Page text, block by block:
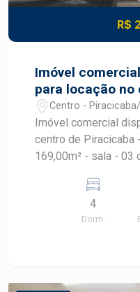
R$
Imóvel
para locação
SPCentro -
Imóvel comercial
centro de Piracicaba - SP Imóvel
169,00m² - sala - 03 quartos, sendo 1 com
social e 01 banheiro
Agende sua visita!
4
Dorm.